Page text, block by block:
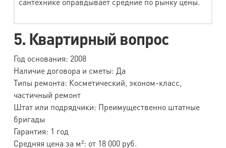
5. Квартирный вопрос
Год основания: 2008
Наличие договора и сметы: Да
Типы ремонта: Косметический, эконом-класс,
частичный ремонт
Штат или подрядчики: Преимущественно штатные
бригады
Гарантия: 1 год
Средняя цена за м²: от 18 000 руб.